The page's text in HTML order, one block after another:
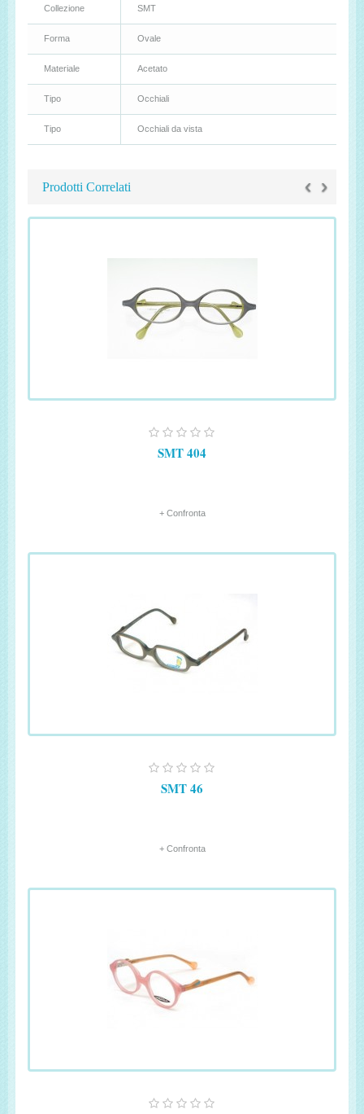
Collezione SMT
Forma Ovale
Materiale Acetato
Tipo Occhiali
Tipo Occhiali da vista
Prodotti Correlati ‹ ›
SMT 404
+ Confronta
SMT 46
+ Confronta